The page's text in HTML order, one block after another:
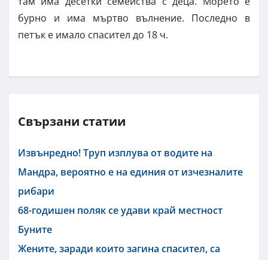
бурно и има мъртво вълнение. Последно в
петък е имало спасител до 18 ч.
Свързани статии
Извънредно! Труп изплува от водите на
Мандра, вероятно е на единия от изчезналите
рибари
68-годишен поляк се удави край местност
Буните
Жените, заради които загина спасител, са